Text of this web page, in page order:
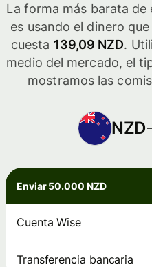
La forma más barata de
es usando el dinero
cuesta 139,09 NZD.
medio del mercado, el
mostramos las
NZD
Enviar 50.000 NZD
Cuenta Wise
Transferencia bancaria